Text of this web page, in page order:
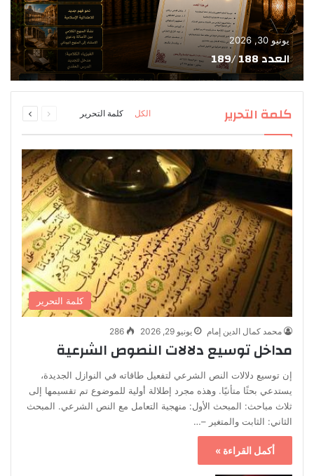
يونيو 30, 2026
العدد 188 /189
كلمة التحرير الكل كلمة التحرير
الصفحة
كلمة التحرير
محمد كمال الدين إمام يونيو 29, 2026 286
مداخل توسيع دلالات النصوص الشرعية
إن توسيع دلالات النص الشرعي لتفعيل طاقاته في النوازل الجديدة،
يستدعي بحثًا متأنيًا. وهذه مجرد إطلالة أولية للموضوع تم تقسيمها إلى
ثلاث مباحث: المبحث الأول: منهجية التعامل مع النص الشرعي. المبحث
الثاني: الثابت والمتغير –…
أكمل القراءة »